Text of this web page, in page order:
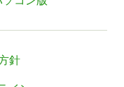
針